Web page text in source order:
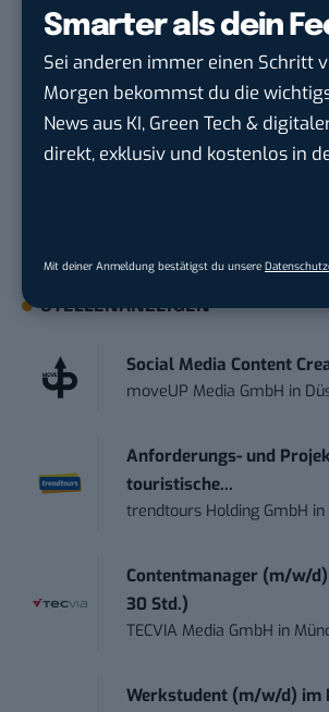
Smarter als dein
Sei anderen immer einen Schritt
Morgen bekommst du die
News aus KI, Green Tech &
direkt, exklusiv und kostenlos in
Mit deiner Anmeldung bestätigst du unsere
Anreiz für umweltfreundliches
GELD FÜR eAUTO übernimmt für
Abwicklung und du kannst jedes
Registriere dich jetzt, elektrifiziere
erhalte jährlich Prämien von bis zu
Elektrofahrzeug.
STELLENANZEIGEN
Social Media Content
moveUP Media GmbH in
Anforderungs- und
touristische...
trendtours Holding GmbH in
Contentmanager (m/w/
30 Std.)
TECVIA Media GmbH in
Werkstudent (m/w/d) im